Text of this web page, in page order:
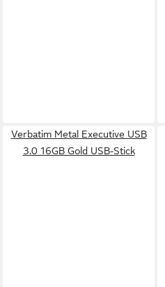
Verbatim Metal Executive USB
3.0 16GB Gold USB-Stick